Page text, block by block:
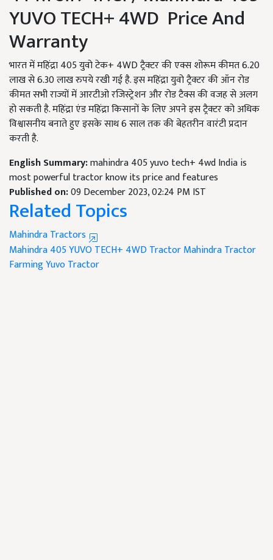
YUVO TECH+ 4WD Price And
Warranty
भारत में महिंद्रा 405 युवो टेक+ 4WD ट्रैक्टर की एक्स शोरूम कीमत 6.20
लाख से 6.30 लाख रुपये रखी गई है. इस महिंद्रा युवो ट्रैक्टर की ऑन रोड
कीमत सभी राज्यों में आरटीओ रजिस्ट्रेशन और रोड टैक्स की वजह से अलग
हो सकती है. महिंद्रा एंड महिंद्रा किसानों के लिए अपने इस ट्रैक्टर को अधिक
विश्वासनीय बनाते हुए इसके साथ 6 साल तक की बेहतरीन वारंटी प्रदान
करती है.
English Summary:mahindra 405 yuvo tech+ 4wd India is
most powerful tractor know its price and features
Published on:09 December 2023, 02:24 PM IST
Related Topics
Mahindra Tractors
Mahindra 405 YUVO TECH+ 4WD TractorMahindra Tractor
FarmingYuvo Tractor